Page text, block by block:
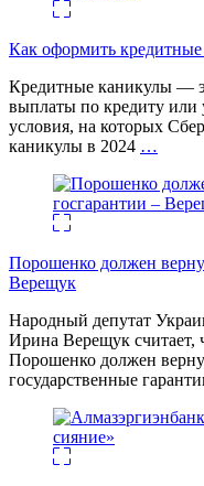
Как оформить
Кредитные каникулы —
выплаты по кредиту или
условия, на которых
каникулы в 2024 …
Порошенко должен
Верещук
Народный депутат
Ирина Верещук считает,
Порошенко должен
государственные